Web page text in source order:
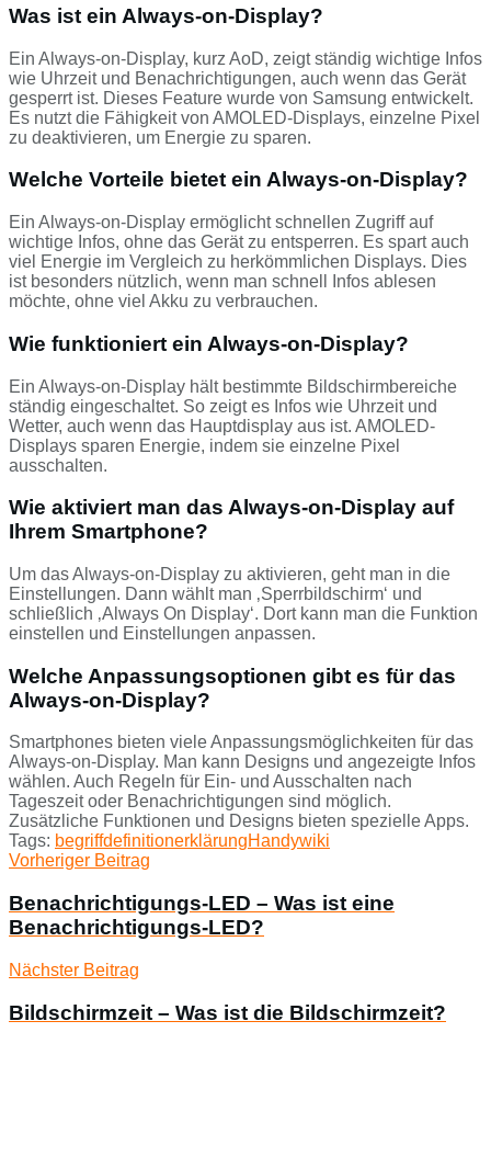
Was ist ein Always-on-Display?
Ein Always-on-Display, kurz AoD, zeigt ständig wichtige Infos
wie Uhrzeit und Benachrichtigungen, auch wenn das Gerät
gesperrt ist. Dieses Feature wurde von Samsung entwickelt.
Es nutzt die Fähigkeit von AMOLED-Displays, einzelne Pixel
zu deaktivieren, um Energie zu sparen.
Welche Vorteile bietet ein Always-on-Display?
Ein Always-on-Display ermöglicht schnellen Zugriff auf
wichtige Infos, ohne das Gerät zu entsperren. Es spart auch
viel Energie im Vergleich zu herkömmlichen Displays. Dies
ist besonders nützlich, wenn man schnell Infos ablesen
möchte, ohne viel Akku zu verbrauchen.
Wie funktioniert ein Always-on-Display?
Ein Always-on-Display hält bestimmte Bildschirmbereiche
ständig eingeschaltet. So zeigt es Infos wie Uhrzeit und
Wetter, auch wenn das Hauptdisplay aus ist. AMOLED-
Displays sparen Energie, indem sie einzelne Pixel
ausschalten.
Wie aktiviert man das Always-on-Display auf
Ihrem Smartphone?
Um das Always-on-Display zu aktivieren, geht man in die
Einstellungen. Dann wählt man ‚Sperrbildschirm‘ und
schließlich ‚Always On Display‘. Dort kann man die Funktion
einstellen und Einstellungen anpassen.
Welche Anpassungsoptionen gibt es für das
Always-on-Display?
Smartphones bieten viele Anpassungsmöglichkeiten für das
Always-on-Display. Man kann Designs und angezeigte Infos
wählen. Auch Regeln für Ein- und Ausschalten nach
Tageszeit oder Benachrichtigungen sind möglich.
Zusätzliche Funktionen und Designs bieten spezielle Apps.
Tags: begriffdefinitionerklärungHandywiki
Vorheriger Beitrag
Benachrichtigungs-LED – Was ist eine
Benachrichtigungs-LED?
Nächster Beitrag
Bildschirmzeit – Was ist die Bildschirmzeit?